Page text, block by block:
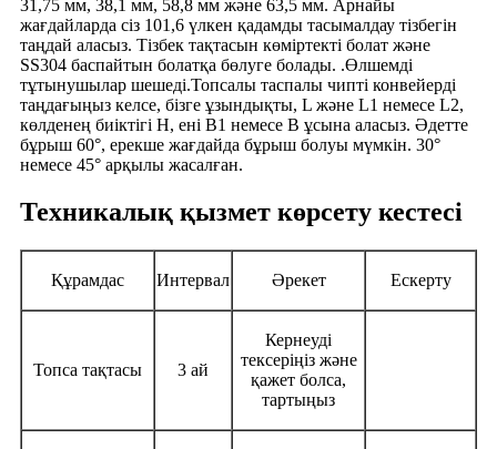
31,75 мм, 38,1 мм, 58,8 мм және 63,5 мм. Арнайы
жағдайларда сіз 101,6 үлкен қадамды тасымалдау тізбегін
таңдай аласыз. Тізбек тақтасын көміртекті болат және
SS304 баспайтын болатқа бөлуге болады. .Өлшемді
тұтынушылар шешеді.Топсалы таспалы чипті конвейерді
таңдағыңыз келсе, бізге ұзындықты, L және L1 немесе L2,
көлденең биіктігі H, ені B1 немесе B ұсына аласыз. Әдетте
бұрыш 60°, ерекше жағдайда бұрыш болуы мүмкін. 30°
немесе 45° арқылы жасалған.
Техникалық қызмет көрсету кестесі
Құрамдас Интервал Әрекет Ескерту
Топса тақтасы 3 ай
Кернеуді
тексеріңіз және
қажет болса,
тартыңыз